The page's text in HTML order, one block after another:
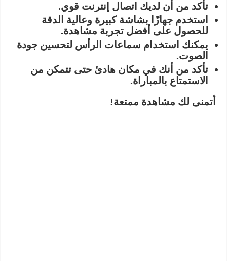
تأكد من أن لديك اتصال إنترنت قوي.
استخدم جهازًا بشاشة كبيرة وعالية الدقة
للحصول على أفضل تجربة مشاهدة.
يمكنك استخدام سماعات الرأس لتحسين جودة
الصوت.
تأكد من أنك في مكان هادئ حتى تتمكن من
الاستمتاع بالمباراة.
أتمنى لك مشاهدة ممتعة!